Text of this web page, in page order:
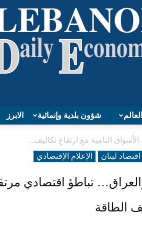
Lebanon
Economy
الابرز شؤون بلدية وإنمائية
النامية مع ارتفاع تكاليف...
اقتصاد لبنان الإعلام الإقتصادي
والعراق… تباطؤ اقتصادي
الطاقة